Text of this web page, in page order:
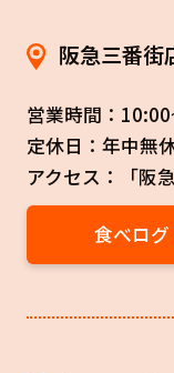
阪急三番街
営業時間：
定休日：年中無
アクセス：「阪
食べログ